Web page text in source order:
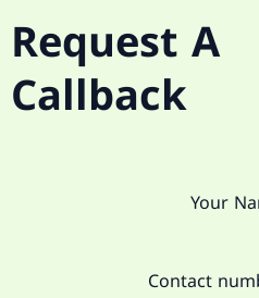
Request A
Callback